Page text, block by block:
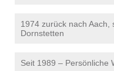
1974 zurück nach Aach,
Dornstetten
Seit 1989 – Persönliche